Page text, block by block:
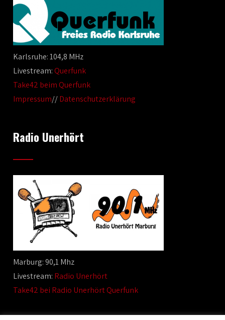
Karlsruhe: 104,8 MHz
Livestream:Querfunk
Take42 beim Querfunk
Impressum//Datenschutzerklärung
Radio Unerhört
Marburg: 90,1 Mhz
Livestream: Radio Unerhört
Take42 bei Radio Unerhört Querfunk